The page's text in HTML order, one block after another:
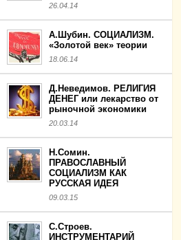
26.04.14
А.Шубин. СОЦИАЛИЗМ.
«Золотой век» теории
18.06.14
Д.Неведимов. РЕЛИГИЯ
ДЕНЕГ или лекарство от
рыночной экономики
20.03.14
Н.Сомин.
ПРАВОСЛАВНЫЙ
СОЦИАЛИЗМ КАК
РУССКАЯ ИДЕЯ
09.03.15
С.Строев.
ИНСТРУМЕНТАРИЙ